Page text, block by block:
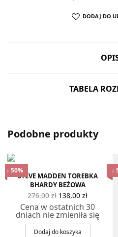
DODAJ DO
TABELA
Podobne produkty
↓ 50%
STEVE MADDEN TOREBKA
BHARDY BEŻOWA
276,00zł Pierwotna
cena
wynosiła:
276,00 zł.
138,00 zł
wynosi:
138,00 zł.
Cena w ostatnich 30
dniach nie zmieniła się
Dodaj do koszyka
↓